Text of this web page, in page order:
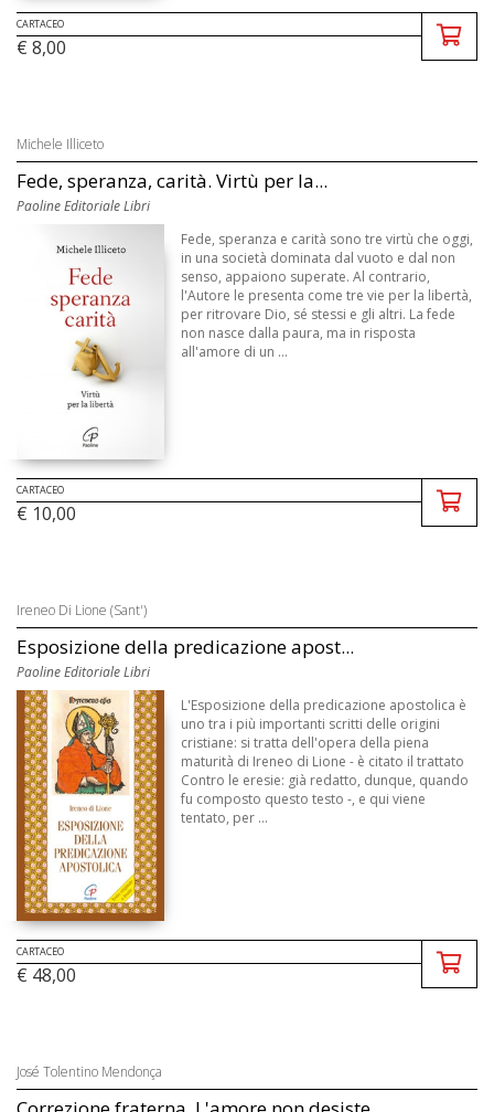
CARTACEO
€ 8,00
Michele Illiceto
Fede, speranza, carità. Virtù per la...
Paoline Editoriale Libri
Fede, speranza e carità sono tre virtù che oggi,
in una società dominata dal vuoto e dal non
senso, appaiono superate. Al contrario,
l'Autore le presenta come tre vie per la libertà,
per ritrovare Dio, sé stessi e gli altri. La fede
non nasce dalla paura, ma in risposta
all'amore di un ...
CARTACEO
€ 10,00
Ireneo Di Lione (Sant')
Esposizione della predicazione apost...
Paoline Editoriale Libri
L'Esposizione della predicazione apostolica è
uno tra i più importanti scritti delle origini
cristiane: si tratta dell'opera della piena
maturità di Ireneo di Lione - è citato il trattato
Contro le eresie: già redatto, dunque, quando
fu composto questo testo -, e qui viene
tentato, per ...
CARTACEO
€ 48,00
José Tolentino Mendonça